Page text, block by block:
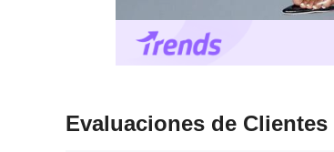
Evaluaciones de Clientes